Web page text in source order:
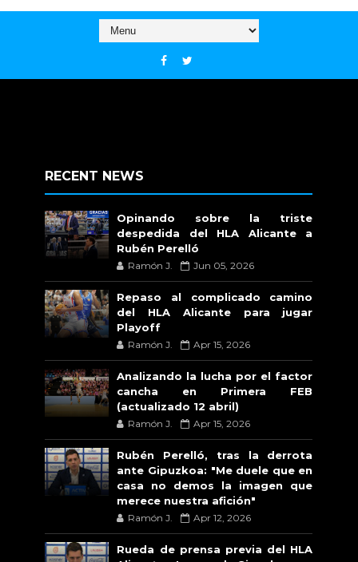
RECENT NEWS
Opinando sobre la triste
despedida del HLA Alicante a
Rubén Perelló
Ramón J. Jun 05, 2026
Repaso al complicado camino
del HLA Alicante para jugar
Playoff
Ramón J. Apr 15, 2026
Analizando la lucha por el factor
cancha en Primera FEB
(actualizado 12 abril)
Ramón J. Apr 15, 2026
Rubén Perelló, tras la derrota
ante Gipuzkoa: "Me duele que en
casa no demos la imagen que
merece nuestra afición"
Ramón J. Apr 12, 2026
Rueda de prensa previa del HLA